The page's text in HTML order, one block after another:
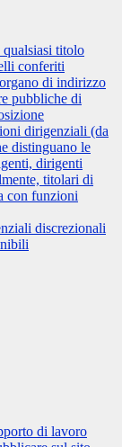
titolo
conferiti
di indirizzo
pubbliche di
dirigenziali (da
distinguano le
dirigenti
titolari di
con funzioni
discrezionali
di lavoro